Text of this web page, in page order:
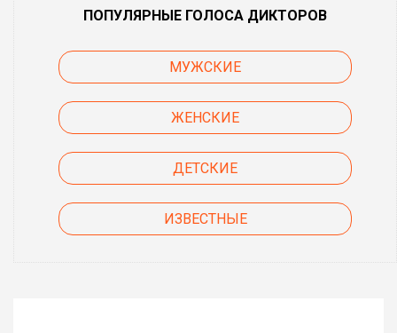
ПОПУЛЯРНЫЕ ГОЛОСА ДИКТОРОВ
МУЖСКИЕ
ЖЕНСКИЕ
ДЕТСКИЕ
ИЗВЕСТНЫЕ